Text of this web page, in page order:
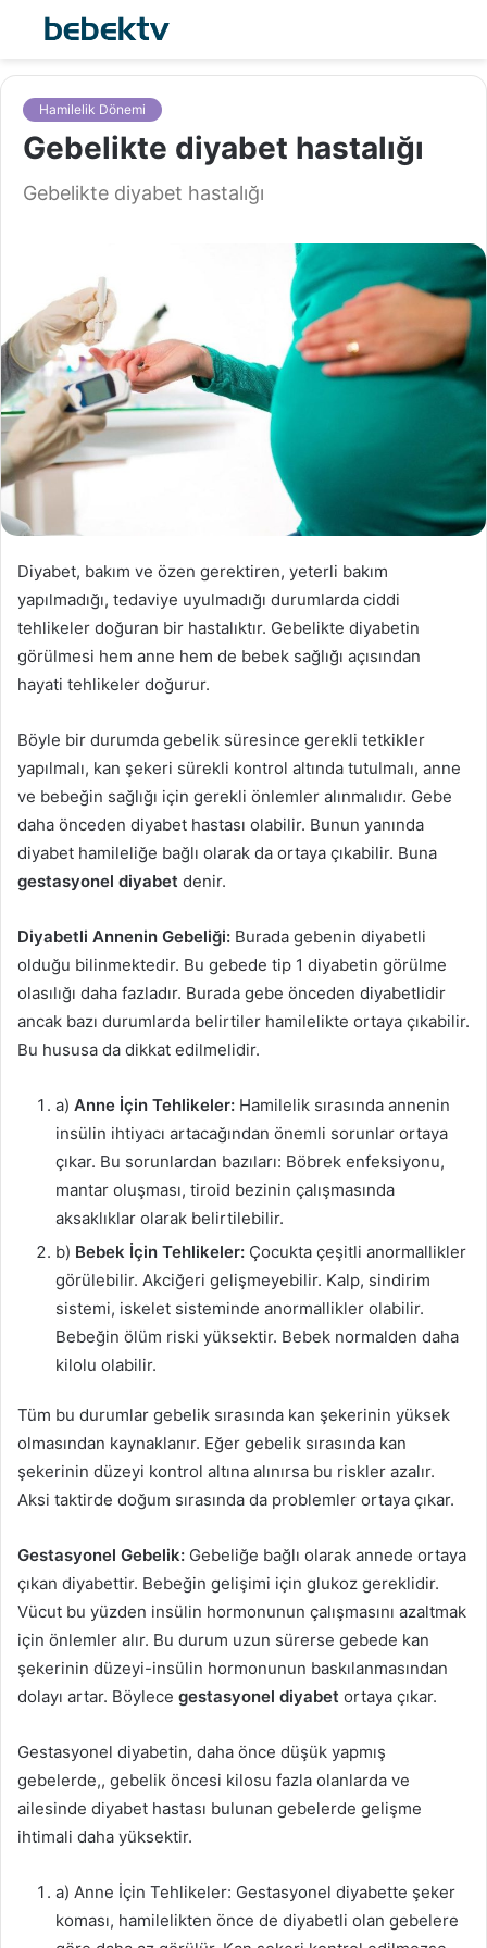
Hamilelik Dönemi
Gebelikte diyabet hastalığı
Gebelikte diyabet hastalığı
Diyabet, bakım ve özen gerektiren, yeterli bakım
yapılmadığı, tedaviye uyulmadığı durumlarda ciddi
tehlikeler doğuran bir hastalıktır. Gebelikte diyabetin
görülmesi hem anne hem de bebek sağlığı açısından
hayati tehlikeler doğurur.
Böyle bir durumda gebelik süresince gerekli tetkikler
yapılmalı, kan şekeri sürekli kontrol altında tutulmalı, anne
ve bebeğin sağlığı için gerekli önlemler alınmalıdır. Gebe
daha önceden diyabet hastası olabilir. Bunun yanında
diyabet hamileliğe bağlı olarak da ortaya çıkabilir. Buna
gestasyonel diyabet denir.
Diyabetli Annenin Gebeliği: Burada gebenin diyabetli
olduğu bilinmektedir. Bu gebede tip 1 diyabetin görülme
olasılığı daha fazladır. Burada gebe önceden diyabetlidir
ancak bazı durumlarda belirtiler hamilelikte ortaya çıkabilir.
Bu hususa da dikkat edilmelidir.
a) Anne İçin Tehlikeler: Hamilelik sırasında annenin
insülin ihtiyacı artacağından önemli sorunlar ortaya
çıkar. Bu sorunlardan bazıları: Böbrek enfeksiyonu,
mantar oluşması, tiroid bezinin çalışmasında
aksaklıklar olarak belirtilebilir.
b) Bebek İçin Tehlikeler: Çocukta çeşitli anormallikler
görülebilir. Akciğeri gelişmeyebilir. Kalp, sindirim
sistemi, iskelet sisteminde anormallikler olabilir.
Bebeğin ölüm riski yüksektir. Bebek normalden daha
kilolu olabilir.
Tüm bu durumlar gebelik sırasında kan şekerinin yüksek
olmasından kaynaklanır. Eğer gebelik sırasında kan
şekerinin düzeyi kontrol altına alınırsa bu riskler azalır.
Aksi taktirde doğum sırasında da problemler ortaya çıkar.
Gestasyonel Gebelik: Gebeliğe bağlı olarak annede ortaya
çıkan diyabettir. Bebeğin gelişimi için glukoz gereklidir.
Vücut bu yüzden insülin hormonunun çalışmasını azaltmak
için önlemler alır. Bu durum uzun sürerse gebede kan
şekerinin düzeyi-insülin hormonunun baskılanmasından
dolayı artar. Böylece gestasyonel diyabet ortaya çıkar.
Gestasyonel diyabetin, daha önce düşük yapmış
gebelerde,, gebelik öncesi kilosu fazla olanlarda ve
ailesinde diyabet hastası bulunan gebelerde gelişme
ihtimali daha yüksektir.
a) Anne İçin Tehlikeler: Gestasyonel diyabette şeker
koması, hamilelikten önce de diyabetli olan gebelere